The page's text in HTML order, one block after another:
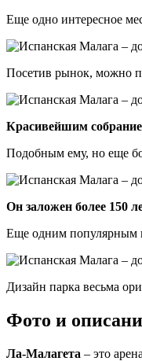
Еще одно интересное
Посетив рынок, можно
Красивейшим
Подобным ему, но еще
Он заложен более 150
Еще одним популярным
Дизайн парка весьма
Фото и
Ла-Малагета – это